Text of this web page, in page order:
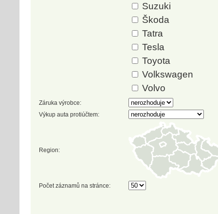
Suzuki
Škoda
Tatra
Tesla
Toyota
Volkswagen
Volvo
Záruka výrobce:
Výkup auta protiúčtem:
Region:
Počet záznamů na stránce: